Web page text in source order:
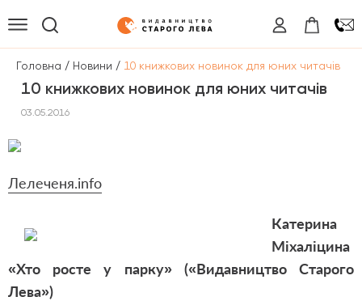
Головна / Новини / 10 книжкових новинок для юних читачів
10 книжкових новинок для юних читачів
03.05.2016
Лелеченя.info
Катерина
Міхаліцина
«Хто росте у парку» («Видавництво Старого
Лева»)